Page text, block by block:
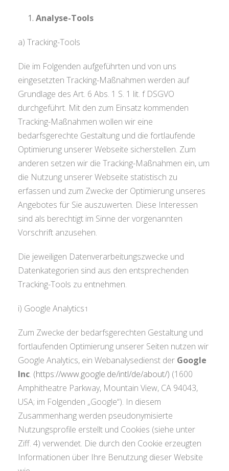
Analyse-Tools
a) Tracking-Tools
Die im Folgenden aufgeführten und von uns
eingesetzten Tracking-Maßnahmen werden auf
Grundlage des Art. 6 Abs. 1 S. 1 lit. f DSGVO
durchgeführt. Mit den zum Einsatz kommenden
Tracking-Maßnahmen wollen wir eine
bedarfsgerechte Gestaltung und die fortlaufende
Optimierung unserer Webseite sicherstellen. Zum
anderen setzen wir die Tracking-Maßnahmen ein, um
die Nutzung unserer Webseite statistisch zu
erfassen und zum Zwecke der Optimierung unseres
Angebotes für Sie auszuwerten. Diese Interessen
sind als berechtigt im Sinne der vorgenannten
Vorschrift anzusehen.
Die jeweiligen Datenverarbeitungszwecke und
Datenkategorien sind aus den entsprechenden
Tracking-Tools zu entnehmen.
i) Google Analytics1
Zum Zwecke der bedarfsgerechten Gestaltung und
fortlaufenden Optimierung unserer Seiten nutzen wir
Google Analytics, ein Webanalysedienst der Google
Inc. (https://www.google.de/intl/de/about/) (1600
Amphitheatre Parkway, Mountain View, CA 94043,
USA; im Folgenden „Google“). In diesem
Zusammenhang werden pseudonymisierte
Nutzungsprofile erstellt und Cookies (siehe unter
Ziff. 4) verwendet. Die durch den Cookie erzeugten
Informationen über Ihre Benutzung dieser Website